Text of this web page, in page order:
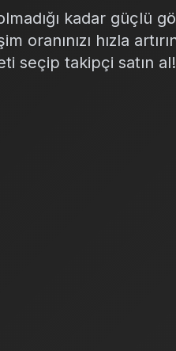
kadar güçlü
oranınızı hızla
seçip takipçi satın al!